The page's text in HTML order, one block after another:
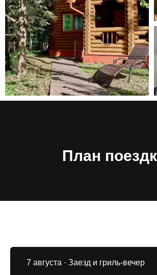
План
7 августа · Заезд и гриль-вечер